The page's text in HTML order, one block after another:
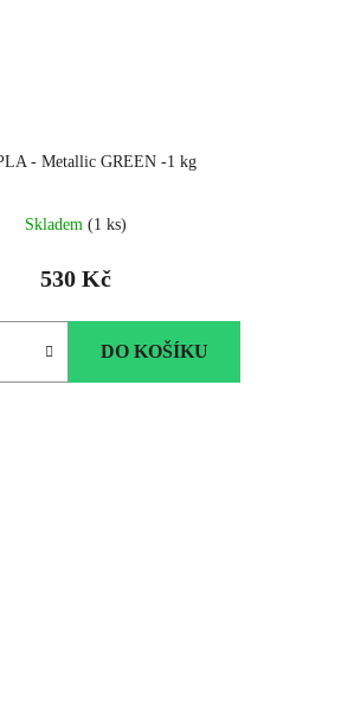
- Metallic GREEN -1 kg
Skladem (1 ks)
530 Kč
DO KOŠÍKU